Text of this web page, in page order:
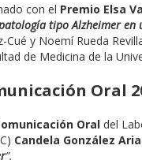
con el Premio Elsa
tipo Alzheimer en
y Noemí Rueda
de Medicina de la
Oral
Oral del
Candela González
”.